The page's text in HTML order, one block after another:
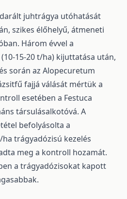
juhtrágya utóhatását
szikes élőhelyű, átmeneti
Három évvel a
15-20 t/ha) kijuttatása után,
során az Alopecuretum
fajjá válását mértük a
esetében a Festuca
társulásalkotóvá. A
befolyásolta a
trágyadózisú kezelés
meg a kontroll hozamát.
a trágyadózisokat kapott